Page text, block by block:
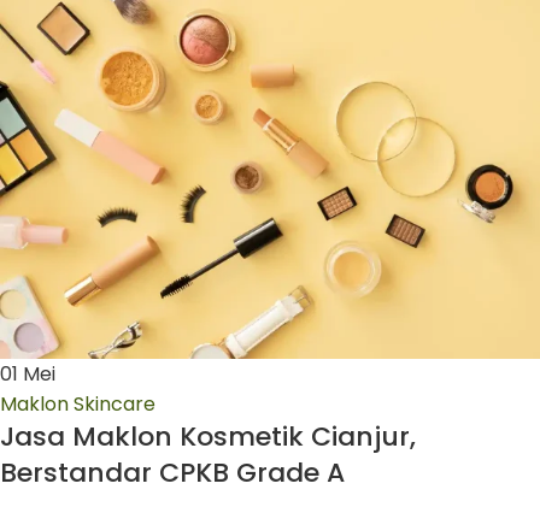
01 Mei
Maklon Skincare
Jasa Maklon Kosmetik Cianjur,
Berstandar CPKB Grade A